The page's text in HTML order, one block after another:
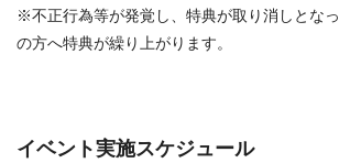
※不正行為等が発覚し、特典が取り消しとな
の方へ特典が繰り上がります。
イベント実施スケジュール